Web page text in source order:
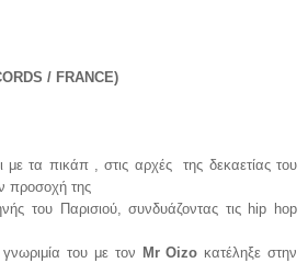
/ FRANCE)
με τα πικάπ , στις αρχές της δεκαετίας του
προσοχή της
του Παρισιού, συνδυάζοντας τις hip hop
του με τον
Mr Oizo κατέληξε στην